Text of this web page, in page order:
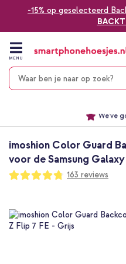
-15% op geselecteerd
naar
inhoud
MENU
Alles voor jouw
Keuze uit
We've
imoshion Color Guard
voor de Samsung
Waardering:
95
100
163 reviews
het
einde